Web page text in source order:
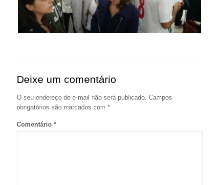
Deixe um comentário
O seu endereço de e-mail não será publicado. Campos
obrigatórios são marcados com *
Comentário *